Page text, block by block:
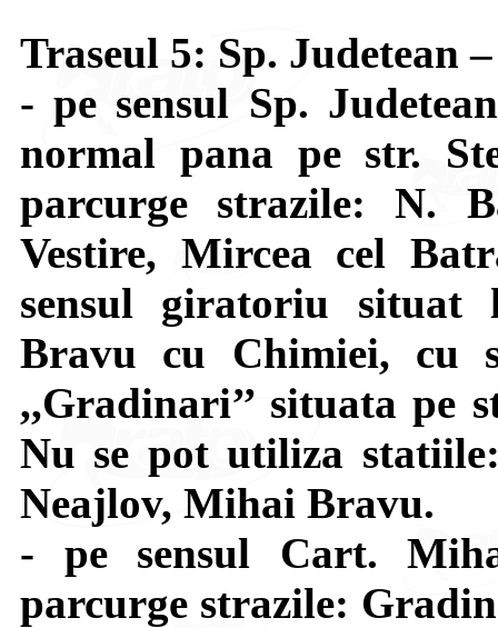
Traseul 5: Sp. Judetean
- pe sensul Sp.
normal pana pe str.
parcurge strazile: N.
Vestire, Mircea cel
sensul giratoriu situat
Bravu cu Chimiei, cu
,,Gradinari’’ situata pe
Nu se pot utiliza
Neajlov, Mihai Bravu.
- pe sensul Cart.
parcurge strazile: